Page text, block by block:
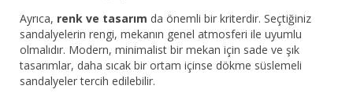
Ayrıca, renk ve tasarım da önemli bir kriterdir. Seçtiğiniz
sandalyelerin rengi, mekanın genel atmosferi ile uyumlu
olmalıdır. Modern, minimalist bir mekan için sade ve şık
tasarımlar, daha sıcak bir ortam içinse dökme süslemeli
sandalyeler tercih edilebilir.